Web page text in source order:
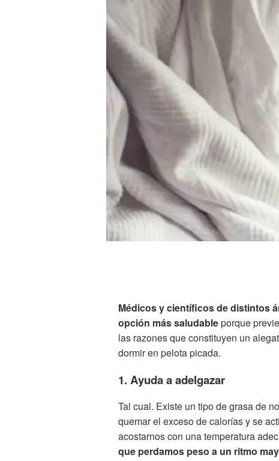
Médicos y científicos de distintos
opción más saludableporque
las razones que constituyen un
dormir en pelota picada.
1. Ayuda a adelgazar
Tal cual. Existe un tipo de grasa de
quemar el exceso de calorías y se
acostarnos con una temperatura
que perdamos peso a un ritmo